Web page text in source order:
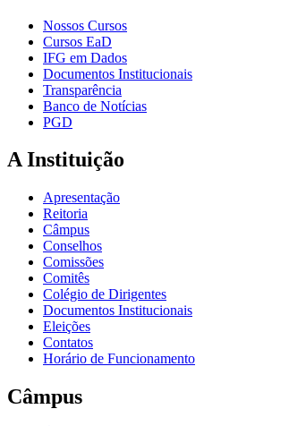
Nossos Cursos
Cursos EaD
IFG em Dados
Documentos Institucionais
Transparência
Banco de Notícias
PGD
A Instituição
Apresentação
Reitoria
Câmpus
Conselhos
Comissões
Comitês
Colégio de Dirigentes
Documentos Institucionais
Eleições
Contatos
Horário de Funcionamento
Câmpus